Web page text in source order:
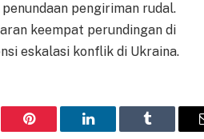
pengiriman rudal.
keempat perundingan di
eskalasi konflik di Ukraina.
Pinterest LinkedIn Tumblr